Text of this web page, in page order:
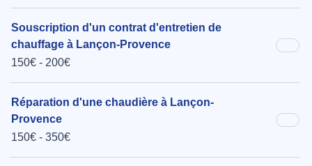
Souscription d'un contrat d'entretien de
chauffage à Lançon-Provence
150€ - 200€
Réparation d'une chaudière à Lançon-
Provence
150€ - 350€